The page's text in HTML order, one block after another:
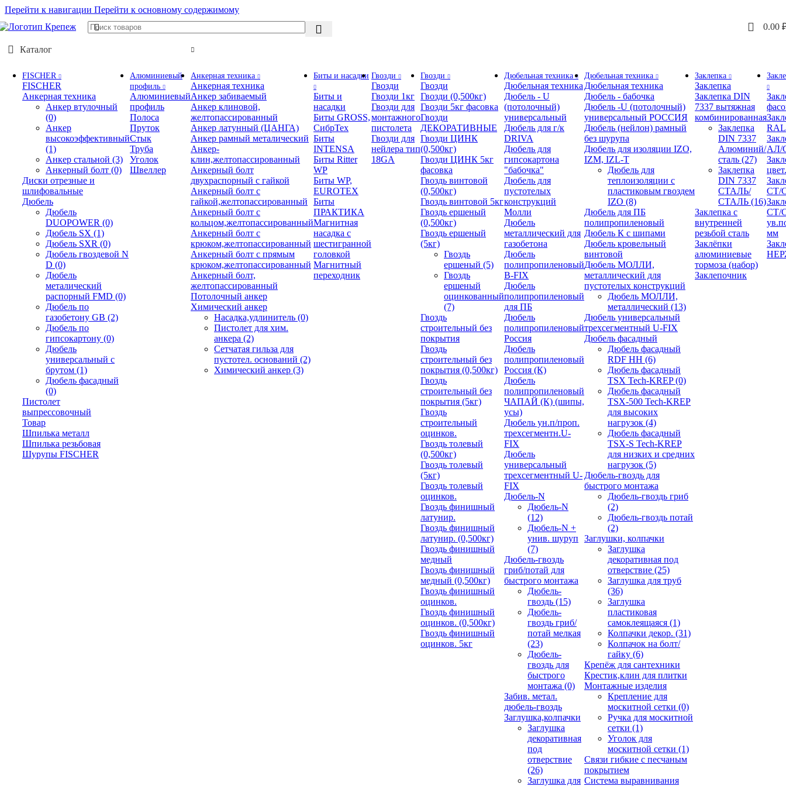
Перейти к навигации Перейти к основному содержимому
0.00
Каталог
FISCHER
FISCHER
Анкерная техника
Анкер втулочный
(0)
Анкер
высокоэффективный
(1)
Анкер стальной (3)
Анкерный болт (0)
Диски отрезные и
шлифовальные
Дюбель
Дюбель
DUOPOWER (0)
Дюбель SX (1)
Дюбель SXR (0)
Дюбель гвоздевой N
D (0)
Дюбель
металический
распорный FMD (0)
Дюбель по
газобетону GB (2)
Дюбель по
гипсокартону (0)
Дюбель
универсальный с
брутом (1)
Дюбель фасадный
(0)
Пистолет
выпрессовочный
Товар
Шпилька металл
Шпилька резьбовая
Шурупы FISCHER
Алюминиевый
профиль
Алюминиевый
профиль
Полоса
Пруток
Стык
Труба
Уголок
Швеллер
Анкерная техника
Анкерная техника
Анкер забиваемый
Анкер клиновой,
желтопассированный
Анкер латунный (ЦАНГА)
Анкер рамный металический
Анкер-
клин,желтопассированный
Анкерный болт
двухраспорный с гайкой
Анкерный болт с
гайкой,желтопассированный
Анкерный болт с
кольцом,желтопассированный
Анкерный болт с
крюком,желтопассированный
Анкерный болт с прямым
крюком,желтопассированный
Анкерный болт,
желтопассированный
Потолочный анкер
Химический анкер
Насадка,удлинитель (0)
Пистолет для хим.
анкера (2)
Сетчатая гильза для
пустотел. оснований (2)
Химический анкер (3)
Биты и насадки
Биты и
насадки
Биты GROSS,
СибрТех
Биты
INTENSA
Биты Ritter
WP
Биты WP,
EUROTEX
Биты
ПРАКТИКА
Магнитная
насадка с
шестигранной
головкой
Магнитный
переходник
Гвозди
Гвозди
Гвозди 1кг
Гвозди для
монтажного
пистолета
Гвозди для
нейлера тип
18GA
Гвозди
Гвозди
Гвозди (0,500кг)
Гвозди 5кг фасовка
Гвозди
ДЕКОРАТИВНЫЕ
Гвозди ЦИНК
(0,500кг)
Гвозди ЦИНК 5кг
фасовка
Гвоздь винтовой
(0,500кг)
Гвоздь винтовой 5кг
Гвоздь ершеный
(0,500кг)
Гвоздь ершеный
(5кг)
Гвоздь
ершеный (5)
Гвоздь
ершеный
оцинкованный
(7)
Гвоздь
строительный без
покрытия
Гвоздь
строительный без
покрытия (0,500кг)
Гвоздь
строительный без
покрытия (5кг)
Гвоздь
строительный
оцинков.
Гвоздь толевый
(0,500кг)
Гвоздь толевый
(5кг)
Гвоздь толевый
оцинков.
Гвоздь финишный
латунир.
Гвоздь финишный
латунир. (0,500кг)
Гвоздь финишный
медный
Гвоздь финишный
медный (0,500кг)
Гвоздь финишный
оцинков.
Гвоздь финишный
оцинков. (0,500кг)
Гвоздь финишный
оцинков. 5кг
Дюбельная техника
Дюбельная техника
Дюбель - U
(потолочный)
универсальный
Дюбель для г/к
DRIVA
Дюбель для
гипсокартона
"бабочка"
Дюбель для
пустотелых
конструкций
Молли
Дюбель
металлический для
газобетона
Дюбель
полипропиленовый
В-FIX
Дюбель
полипропиленовый
для ПБ
Дюбель
полипропиленовый
Россия
Дюбель
полипропиленовый
Россия (К)
Дюбель
полипропиленовый
ЧАПАЙ (К) (шипы,
усы)
Дюбель ун.п/проп.
трехсегментн.U-
FIX
Дюбель
универсальный
трехсегментный U-
FIX
Дюбель-N
Дюбель-N
(12)
Дюбель-N +
унив. шуруп
(7)
Дюбель-гвоздь
гриб/потай для
быстрого монтажа
Дюбель-
гвоздь (15)
Дюбель-
гвоздь гриб/
потай мелкая
(23)
Дюбель-
гвоздь для
быстрого
монтажа (0)
Забив. метал.
дюбель-гвоздь
Заглушка,колпачки
Заглушка
декоративная
под
отверствие
(26)
Заглушка для
Дюбельная техника
Дюбельная техника
Дюбель - бабочка
Дюбель -U (потолочный)
универсальный РОССИЯ
Дюбель (нейлон) рамный
без шурупа
Дюбель для изоляции IZO,
IZM, IZL-T
Дюбель для
теплоизоляции с
пластиковым гвоздем
IZO (8)
Дюбель для ПБ
полипропиленовый
Дюбель К с шипами
Дюбель кровельный
винтовой
Дюбель МОЛЛИ,
металлический для
пустотелых конструкций
Дюбель МОЛЛИ,
металлический (13)
Дюбель универсальный
трехсегментный U-FIX
Дюбель фасадный
Дюбель фасадный
RDF НН (6)
Дюбель фасадный
TSX Tech-KREP(0)
Дюбель фасадный
TSX-500 Tech-KREP
для высоких
нагрузок (4)
Дюбель фасадный
TSX-S Tech-KREP
для низких и средних
нагрузок (5)
Дюбель-гвоздь для
быстрого монтажа
Дюбель-гвоздь гриб
(2)
Дюбель-гвоздь потай
(2)
Заглушки, колпачки
Заглушка
декоративная под
отверствие (25)
Заглушка для труб
(36)
Заглушка
пластиковая
самоклеящаяся (1)
Колпачки декор. (31)
Колпачок на болт/
гайку (6)
Крепёж для сантехники
Крестик,клин для плитки
Монтажные изделия
Крепление для
москитной сетки (0)
Ручка для москитной
сетки (1)
Уголок для
москитной сетки (1)
Связи гибкие с песчаным
покрытием
Система выравнивания
Заклепка
Заклепка
Заклепка DIN
7337 вытяжная
комбинированная
Заклепка
DIN 7337
Алюминий/
сталь (27)
Заклепка
DIN 7337
СТАЛЬ/
СТАЛЬ (16)
Заклепка с
внутренней
резьбой сталь
Заклёпки
алюминиевые
тормоза (набор)
Заклепочник
RAL
АЛ/
цвет.
СТ/
СТ/
мм